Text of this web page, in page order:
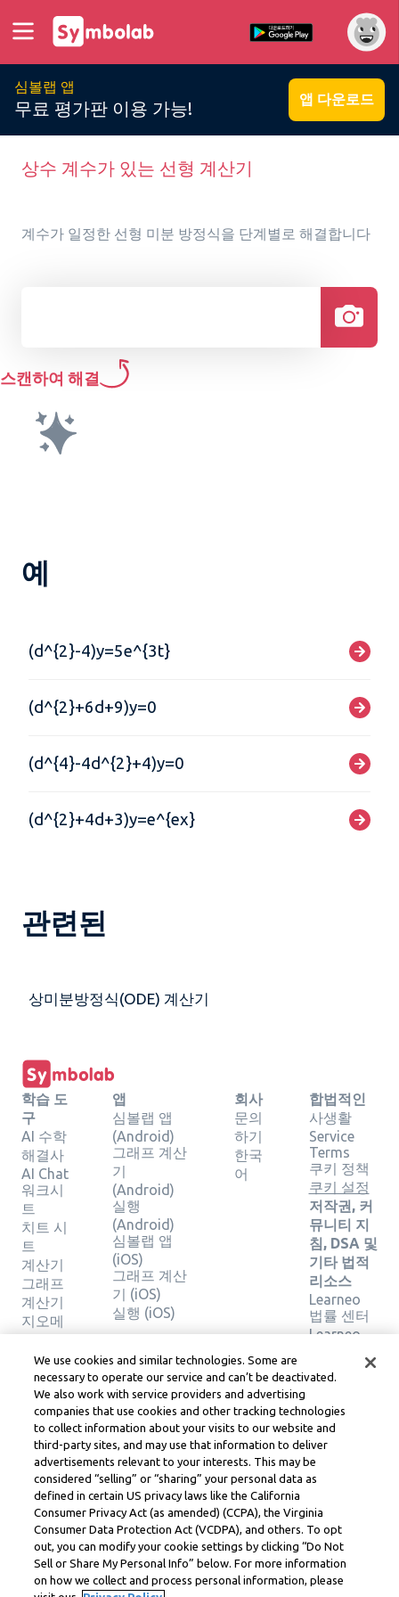
심볼랩 앱
무료 평가판 이용 가능! 앱 다운로드
상수 계수가 있는 선형 계산기
계수가 일정한 선형 미분 방정식을 단계별로 해결합니다
스캔하여 해결
예
(d^{2}-4)y=5e^{3t}
(d^{2}+6d+9)y=0
(d^{4}-4d^{2}+4)y=0
(d^{2}+4d+3)y=e^{ex}
관련된
상미분방정식(ODE) 계산기
학습 도
구
AI 수학
해결사
AI Chat
워크시
트
치트 시
트
계산기
그래프
계산기
지오메
트리 계
산기
솔루션
확인
앱
심볼랩 앱
(Android)
그래프 계산
기
(Android)
실행
(Android)
심볼랩 앱
(iOS)
그래프 계산
기 (iOS)
실행 (iOS)
회사
문의
하기
한국
어
합법적인
사생활
Service
Terms
쿠키 정책
쿠키 설정
저작권, 커
뮤니티 지
침, DSA 및
기타 법적
리소스
Learneo
법률 센터
Learneo
Symbolab, a Learneo, Inc. business
© Learneo, Inc. 2024
We use cookies and similar technologies. Some are
necessary to operate our service and can’t be deactivated.
We also work with service providers and advertising
companies that use cookies and other tracking technologies
to collect information about your visits to our website and
third-party sites, and may use that information to deliver
advertisements relevant to your interests. This may be
considered “selling” or “sharing” your personal data as
defined in certain US privacy laws like the California
Consumer Privacy Act (as amended) (CCPA), the Virginia
Consumer Data Protection Act (VCDPA), and others. To opt
out, you can modify your cookie settings by clicking “Do Not
Sell or Share My Personal Info” below. For more information
on how we collect and process personal information, please